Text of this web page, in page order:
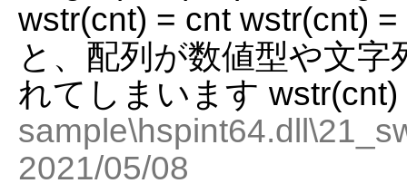
wstr(cnt) = cnt wstr(cnt)
と、配列が数値型や文
れてしまいます
2021/05/08